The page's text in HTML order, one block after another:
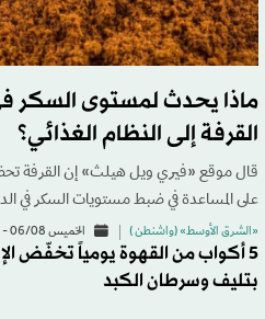
ماذا يحدث لمستوى السكر
القرفة إلى النظام الغذائي؟
قال موقع «فيري ويل هيلث» إن القرفة تحظى
على المساعدة في ضبط مستويات السكر في
«الشرق الأوسط» (واشنطن ) الخميس 06/08 - 19:37
5 أكواب من القهوة يومياً تخفّض
بتليف وسرطان الكبد